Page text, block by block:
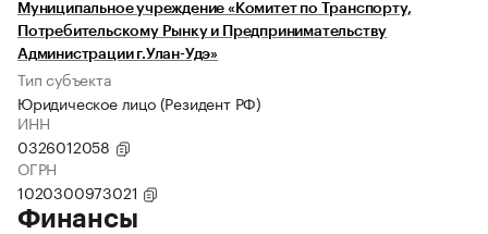
Муниципальное учреждение «Комитет по Транспорту,
Потребительскому Рынку и Предпринимательству
Администрации г.Улан-Удэ»
Тип субъекта
Юридическое лицо (Резидент РФ)
ИНН
0326012058
ОГРН
1020300973021
Финансы